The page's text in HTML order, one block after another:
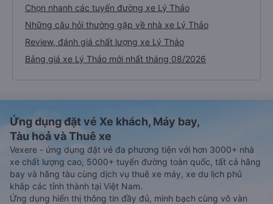
Chọn nhanh các tuyến đường xe Lý Thảo
Những câu hỏi thường gặp về nhà xe Lý Thảo
Review, đánh giá chất lượng xe Lý Thảo
Bảng giá xe Lý Thảo mới nhất tháng 08/2026
Ứng dụng đặt vé Xe khách, Máy bay,
Tàu hoả và Thuê xe
Vexere - ứng dụng đặt vé đa phương tiện với hơn 3000+ nhà
xe chất lượng cao, 5000+ tuyến đường toàn quốc, tất cả hãng
bay và hãng tàu cùng dịch vụ thuê xe máy, xe du lịch phủ
khắp các tỉnh thành tại Việt Nam.
Ứng dụng hiển thị thông tin đầy đủ, minh bạch cùng vô vàn